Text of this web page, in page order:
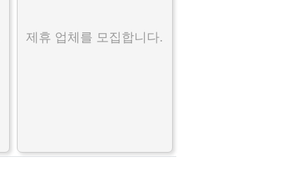
제휴 업체를 모집합니다.